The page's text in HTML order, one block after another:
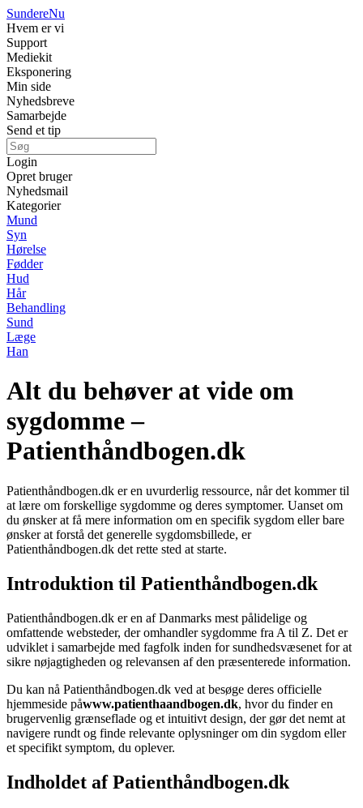
SundereNu
Hvem er vi
Support
Mediekit
Eksponering
Min side
Nyhedsbreve
Samarbejde
Send et tip
Login
Opret bruger
Nyhedsmail
Kategorier
Mund
Syn
Hørelse
Fødder
Hud
Hår
Behandling
Sund
Læge
Han
Alt du behøver at vide om
sygdomme –
Patienthåndbogen.dk
Patienthåndbogen.dk er en uvurderlig ressource, når det kommer til
at lære om forskellige sygdomme og deres symptomer. Uanset om
du ønsker at få mere information om en specifik sygdom eller bare
ønsker at forstå det generelle sygdomsbillede, er
Patienthåndbogen.dk det rette sted at starte.
Introduktion til Patienthåndbogen.dk
Patienthåndbogen.dk er en af Danmarks mest pålidelige og
omfattende websteder, der omhandler sygdomme fra A til Z. Det er
udviklet i samarbejde med fagfolk inden for sundhedsvæsenet for at
sikre nøjagtigheden og relevansen af den præsenterede information.
Du kan nå Patienthåndbogen.dk ved at besøge deres officielle
hjemmeside påwww.patienthaandbogen.dk, hvor du finder en
brugervenlig grænseflade og et intuitivt design, der gør det nemt at
navigere rundt og finde relevante oplysninger om din sygdom eller
et specifikt symptom, du oplever.
Indholdet af Patienthåndbogen.dk